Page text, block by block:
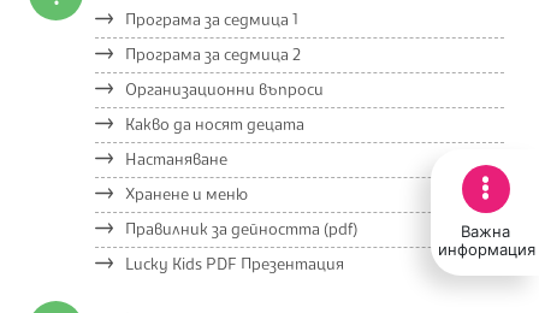
Важна
информация
Програма за седмица 1
Програма за седмица 2
Организационни въпроси
Какво да носят децата
Настаняване
Хранене и меню
Правилник за дейността (pdf)
Lucky Kids PDF Презентация